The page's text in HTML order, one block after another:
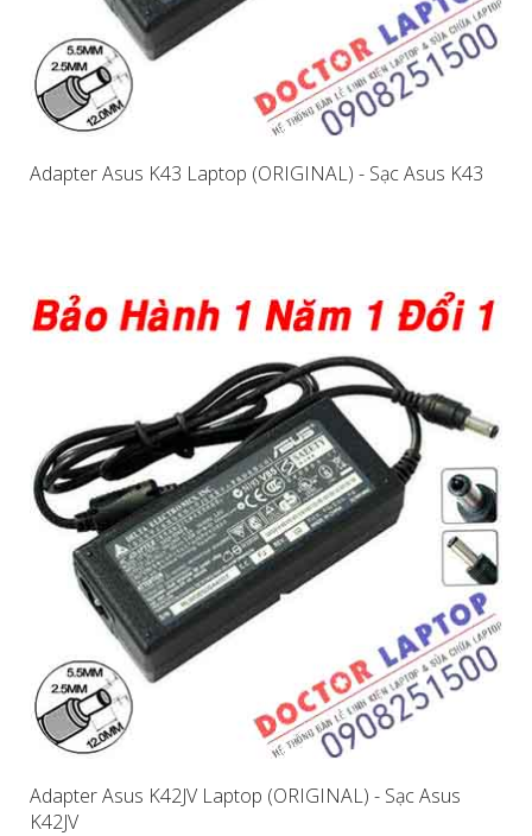
Adapter Asus K43 Laptop (ORIGINAL) - Sạc Asus K43
Adapter Asus K42JV Laptop (ORIGINAL) - Sạc Asus
K42JV